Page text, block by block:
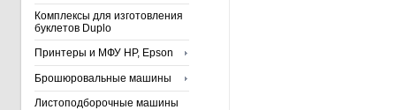
Комплексы для изготовления
буклетов Duplo
Принтеры и МФУ HP, Epson
Брошюровальные машины
Листоподборочные машины